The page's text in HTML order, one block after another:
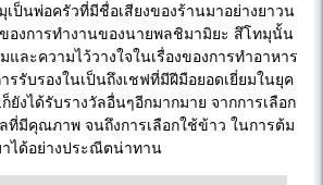
ป็นพ่อครัวที่มีชื่อเสียงของร้านมาอย่างยาวน
องการทำงานของนายพลชิมามิยะ สึโทมุนั้น
ละความไว้วางใจในเรื่องของการทำอาหาร
รรับรองในเป็นถึงเชฟที่มีฝีมือยอดเยี่ยมในยุค
ยังได้รับรางวัลอื่นๆอีกมากมาย จากการเลือก
ที่มีคุณภาพ จนถึงการเลือกใช้ข้าว ในการต้ม
ได้อย่างประณีตน่าทาน